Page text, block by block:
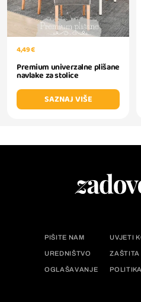
4,49 €
Premium univerzalne plišane
navlake za stolice
SAZNAJ VIŠE
PIŠITE NAM UVJETI
UREDNIŠTVO ZAŠTITA
OGLAŠAVANJE